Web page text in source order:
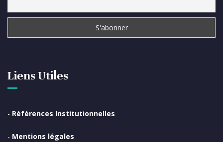
Liens Utiles
- Références Institutionnelles
- Mentions légales